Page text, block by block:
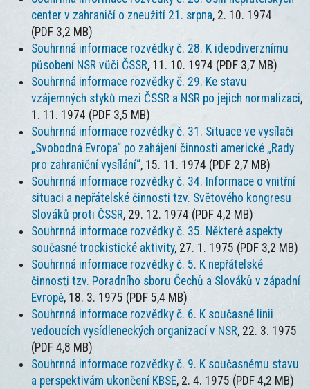
center v zahraničí o zneužití 21. srpna, 2. 10. 1974
(PDF 3,2 MB)
Souhrnná informace rozvědky č. 28. K ideodiverznímu
působení NSR vůči ČSSR, 11. 10. 1974 (PDF 3,7 MB)
Souhrnná informace rozvědky č. 29. Ke stavu
vzájemných styků mezi ČSSR a NSR po jejich normalizaci,
1. 11. 1974 (PDF 3,5 MB)
Souhrnná informace rozvědky č. 31. Situace ve vysílači
„Svobodná Evropa“ po zahájení činnosti americké „Rady
pro zahraniční vysílání“, 15. 11. 1974 (PDF 2,7 MB)
Souhrnná informace rozvědky č. 34. Informace o vnitřní
situaci a nepřátelské činnosti tzv. Světového kongresu
Slováků proti ČSSR, 29. 12. 1974 (PDF 4,2 MB)
Souhrnná informace rozvědky č. 35. Některé aspekty
současné trockistické aktivity, 27. 1. 1975 (PDF 3,2 MB)
Souhrnná informace rozvědky č. 5. K nepřátelské
činnosti tzv. Poradního sboru Čechů a Slováků v západní
Evropě, 18. 3. 1975 (PDF 5,4 MB)
Souhrnná informace rozvědky č. 6. K současné linii
vedoucích vysídleneckých organizací v NSR, 22. 3. 1975
(PDF 4,8 MB)
Souhrnná informace rozvědky č. 9. K současnému stavu
a perspektivám ukončení KBSE, 2. 4. 1975 (PDF 4,2 MB)